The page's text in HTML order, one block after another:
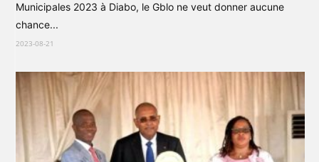
Municipales 2023 à Diabo, le Gblo ne veut donner aucune
chance...
2023-08-21